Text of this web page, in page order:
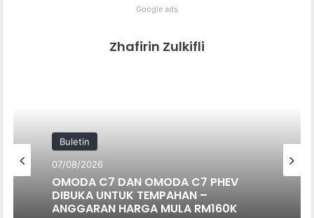
Google ads
Zhafirin Zulkifli
Buletin
07/08/2026
OMODA C7 DAN OMODA C7 PHEV
DIBUKA UNTUK TEMPAHAN –
ANGGARAN HARGA MULA RM160K